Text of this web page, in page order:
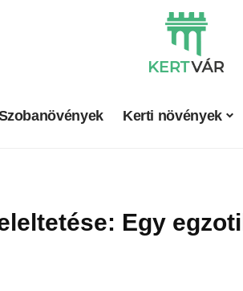
Kerti növények
Egy